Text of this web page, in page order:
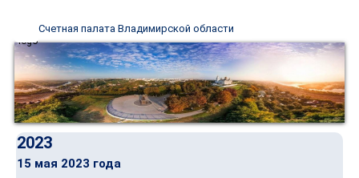
Счетная палата Владимирской области
2023
15 мая 2023 года